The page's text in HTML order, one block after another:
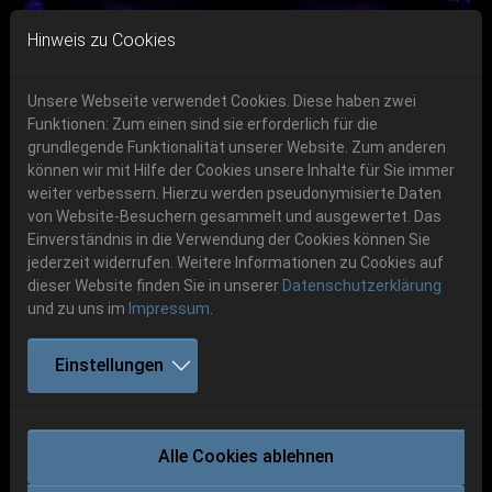
Skip to main navigation
Skip to main content
Skip to page footer
06.-08. August 2026
Schlotheim, Flugplatz Obermehler
Get your tickets!
Ticketshop www.cudgel.de
Previous Next
Neuigkeiten
+++ LINE-UP-ÄNDERUNG +++
03.08.2026
Hinweis zu Cookies
Unsere Webseite verwendet Cookies. Diese haben zwei
Funktionen: Zum einen sind sie erforderlich für die
grundlegende Funktionalität unserer Website. Zum anderen
können wir mit Hilfe der Cookies unsere Inhalte für Sie immer
weiter verbessern. Hierzu werden pseudonymisierte Daten
von Website-Besuchern gesammelt und ausgewertet. Das
Einverständnis in die Verwendung der Cookies können Sie
jederzeit widerrufen. Weitere Informationen zu Cookies auf
dieser Website finden Sie in unserer Datenschutzerklärung
und zu uns im Impressum
Einstellungen
Alle Cookies ablehnen